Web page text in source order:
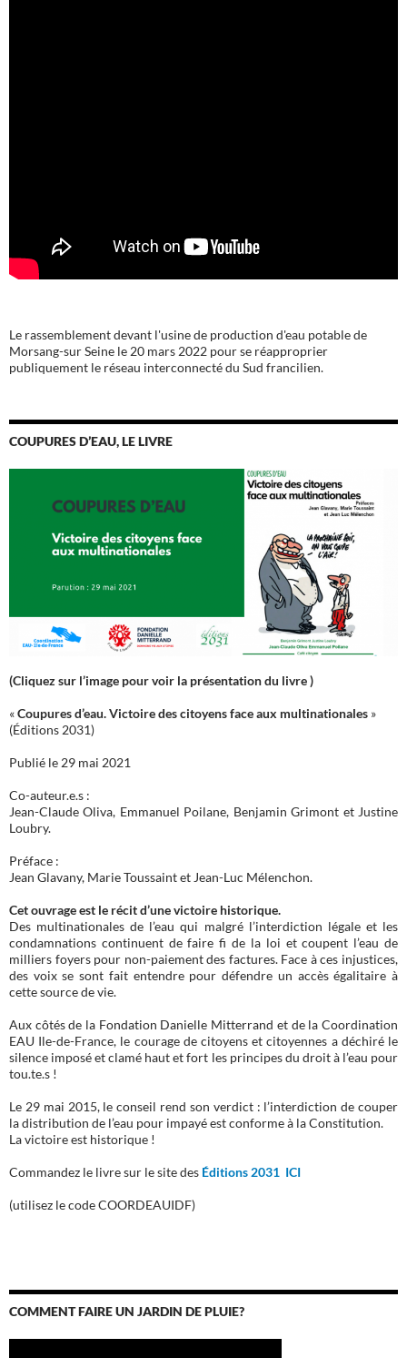
Le rassemblement devant l'usine de production d'eau potable de
Morsang-sur Seine le 20 mars 2022 pour se réapproprier
publiquement le réseau interconnecté du Sud francilien.
COUPURES D’EAU, LE LIVRE
(Cliquez sur l’image pour voir la présentation du livre )
«Coupures d’eau. Victoire des citoyens face aux multinationales »
(Éditions 2031)
Publié le 29 mai 2021
Co-auteur.e.s :
Jean-Claude Oliva, Emmanuel Poilane, Benjamin Grimont et Justine
Loubry.
Préface :
Jean Glavany, Marie Toussaint et Jean-Luc Mélenchon.
Cet ouvrage est le récit d’une victoire historique.
Des multinationales de l’eau qui malgré l’interdiction légale et les
condamnations continuent de faire fi de la loi et coupent l’eau de
milliers foyers pour non-paiement des factures. Face à ces injustices,
des voix se sont fait entendre pour défendre un accès égalitaire à
cette source de vie.
Aux côtés de la Fondation Danielle Mitterrand et de la Coordination
EAU Ile-de-France, le courage de citoyens et citoyennes a déchiré le
silence imposé et clamé haut et fort les principes du droit à l’eau pour
tou.te.s !
Le 29 mai 2015, le conseil rend son verdict : l’interdiction de couper
la distribution de l’eau pour impayé est conforme à la Constitution.
La victoire est historique !
Commandez le livre sur le site des Éditions 2031 ICI
(utilisez le code COORDEAUIDF)
COMMENT FAIRE UN JARDIN DE PLUIE?